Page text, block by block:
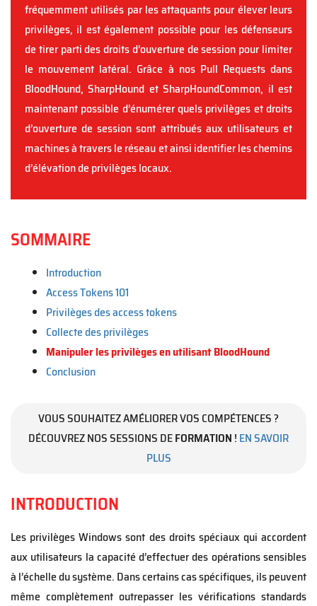
fréquemment utilisés par les attaquants pour élever leurs
privilèges, il est également possible pour les défenseurs
de tirer parti des droits d’ouverture de session pour limiter
le mouvement latéral. Grâce à nos Pull Requests dans
BloodHound, SharpHound et SharpHoundCommon, il est
maintenant possible d’énumérer quels privilèges et droits
d’ouverture de session sont attribués aux utilisateurs et
machines à travers le réseau et ainsi identifier les chemins
d’élévation de privilèges locaux.
SOMMAIRE
Introduction
Access Tokens 101
Privilèges des access tokens
Collecte des privilèges
Manipuler les privilèges en utilisant BloodHound
Conclusion
VOUS SOUHAITEZ AMÉLIORER VOS COMPÉTENCES ?
DÉCOUVREZ NOS SESSIONS DEFORMATION ! EN SAVOIR
PLUS
INTRODUCTION
Les privilèges Windows sont des droits spéciaux qui accordent
aux utilisateurs la capacité d’effectuer des opérations sensibles
à l’échelle du système. Dans certains cas spécifiques, ils peuvent
même complètement outrepasser les vérifications standards